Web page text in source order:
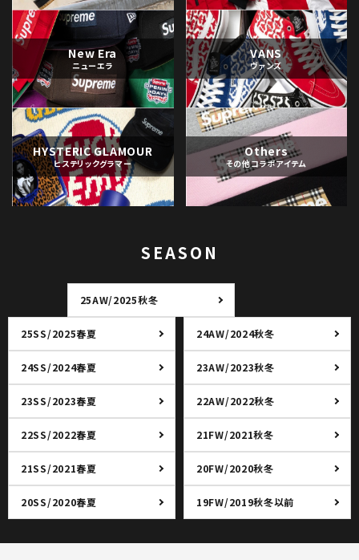
New Era
ニューエラ
VANS
ヴァンズ
HYSTERIC GLAMOUR
ヒステリックグラマー
Others
その他コラボアイテム
SEASON
25AW/2025秋冬
25SS/2025春夏 24AW/2024秋冬
24SS/2024春夏 23AW/2023秋冬
23SS/2023春夏 22AW/2022秋冬
22SS/2022春夏 21FW/2021秋冬
21SS/2021春夏 20FW/2020秋冬
20SS/2020春夏 19FW/2019秋冬以前